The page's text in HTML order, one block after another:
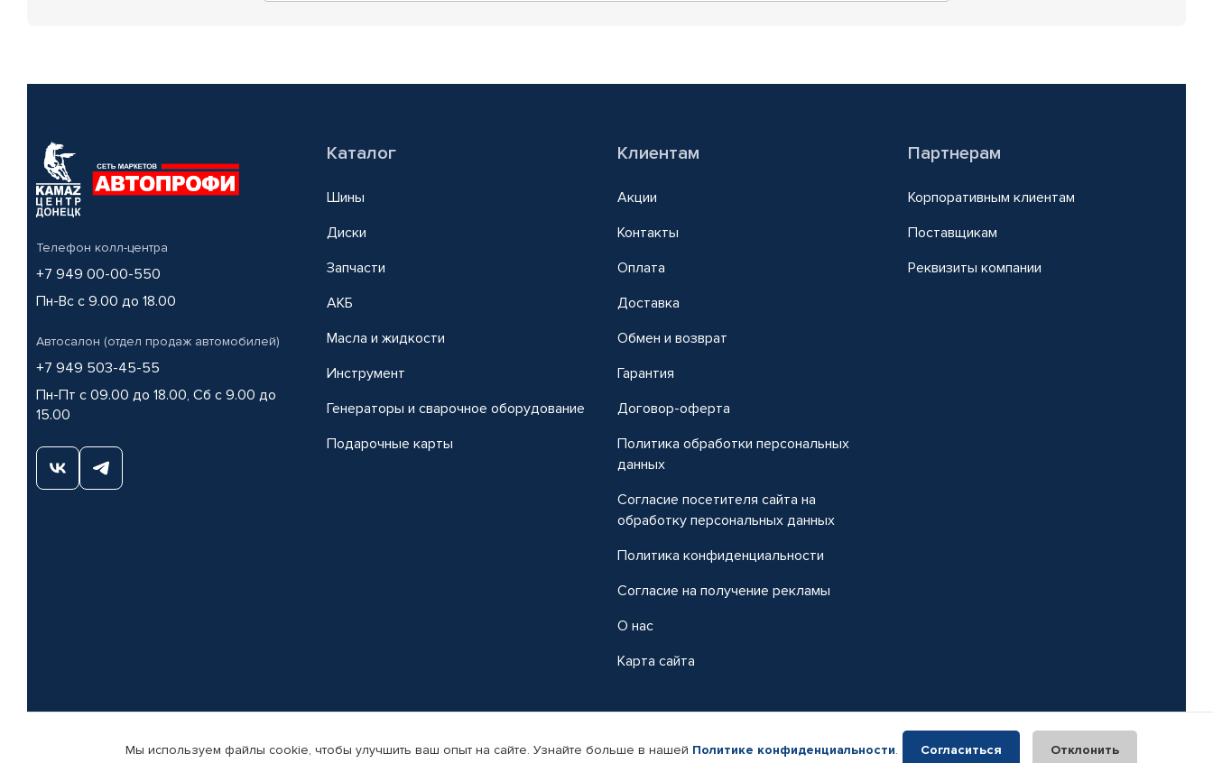
Телефон колл-центра
+7 949 00-00-550
Пн-Вс с 9.00 до 18.00
Автосалон (отдел продаж автомобилей)
+7 949 503-45-55
Пн-Пт с 09.00 до 18.00, Сб с 9.00 до
15.00
Каталог
Шины
Диски
Запчасти
АКБ
Масла и жидкости
Инструмент
Генераторы и сварочное оборудование
Подарочные карты
Клиентам
Акции
Контакты
Оплата
Доставка
Обмен и возврат
Гарантия
Договор-оферта
Политика обработки персональных
данных
Согласие посетителя сайта на
обработку персональных данных
Политика конфиденциальности
Согласие на получение рекламы
О нас
Карта сайта
Партнерам
Корпоративным клиентам
Поставщикам
Реквизиты компании
© КАМАЗ ЦЕНТР ДОНЕЦК, 2015-2026. Все права защищены. Интернет-магазин автомобильных товаров Автопрофи.
Мы используем файлы cookie, чтобы улучшить ваш опыт на сайте. Узнайте больше в нашей Политике конфиденциальности. Согласиться Отклонить